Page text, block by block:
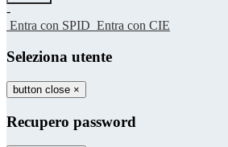
-
Entra con SPID Entra con CIE
Seleziona utente
button close ×
Recupero password